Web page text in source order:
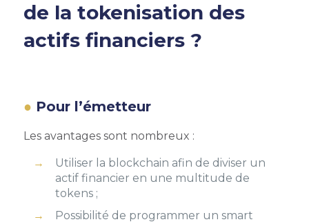
de la tokenisation des
actifs financiers ?
Pour l’émetteur
Les avantages sont nombreux :
Utiliser la blockchain afin de diviser un
actif financier en une multitude de
tokens ;
Possibilité de programmer un smart